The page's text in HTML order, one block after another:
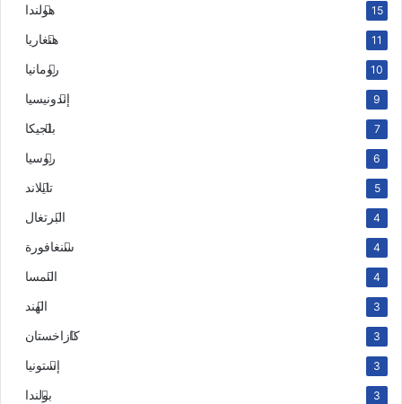
هولندا 15
هنغاريا 11
رومانيا 10
إندونيسيا 9
بلجيكا 7
روسيا 6
تايلاند 5
البرتغال 4
سنغافورة 4
النمسا 4
الهند 3
كازاخستان 3
إستونيا 3
بولندا 3